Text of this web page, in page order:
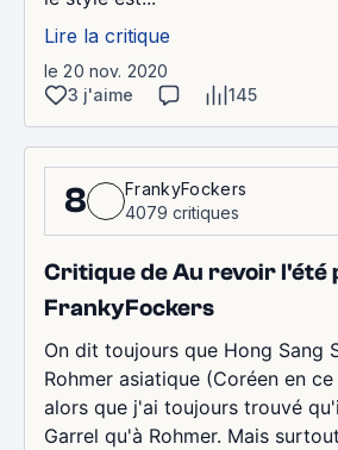
Lire la critique
le 20 nov. 2020
3 j'aime
145
8
FrankyFockers
4079 critiques
Critique de Au revoir l'été
FrankyFockers
On dit toujours que Hong Sang
Rohmer asiatique (Coréen en
alors que j'ai toujours trouvé
Garrel qu'à Rohmer. Mais